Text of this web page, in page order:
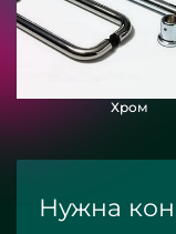
Хром
Нужна